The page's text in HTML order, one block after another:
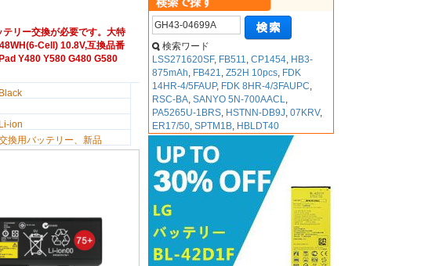
リー交換が必要です。大特
Cell) 10.8V,互換品番
Y480 Y580 G480 G580
Black
Li-ion
換用バッテリー、新品
検索ワード
LSS271620SF, FB511,CP1454, HB3-
875mAh, FB421,Z52H 10pcs, FDK
14HR-4/5FAUP, FDK 8HR-4/3FAUPC,
RSC-BA,SANYO 5N-700AACL,
PA5265U-1BRS, HSTNN-DB9J,07KRV,
ER17/50,SPTM1B, HBLDT40